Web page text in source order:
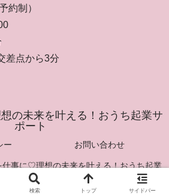
約制）
差点から3分
の未来を叶える！おうち起業サ
ポート
ー お問い合わせ
事に♡理想の未来を叶える！おうち起業
ト All Rights Reserved.
検索 トップ サイドバー